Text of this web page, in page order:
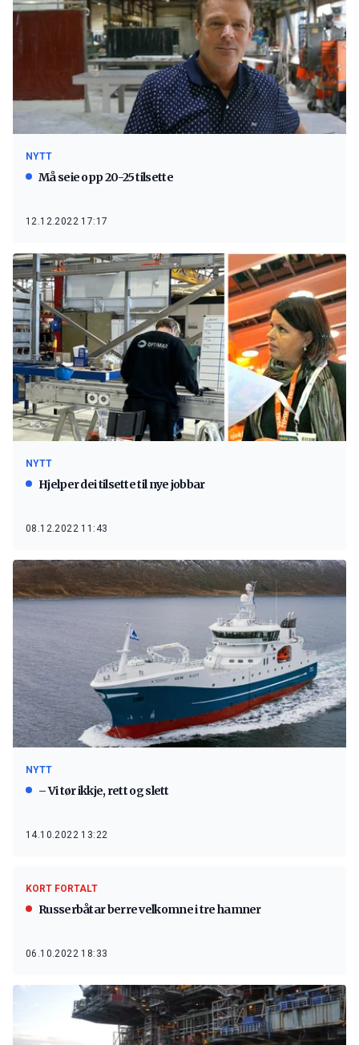
NYTT
Må seie opp 20-25 tilsette
12.12.2022 17:17
NYTT
Hjelper dei tilsette til nye jobbar
08.12.2022 11:43
NYTT
– Vi tør ikkje, rett og slett
14.10.2022 13:22
KORT FORTALT
Russerbåtar berre velkomne i tre hamner
06.10.2022 18:33